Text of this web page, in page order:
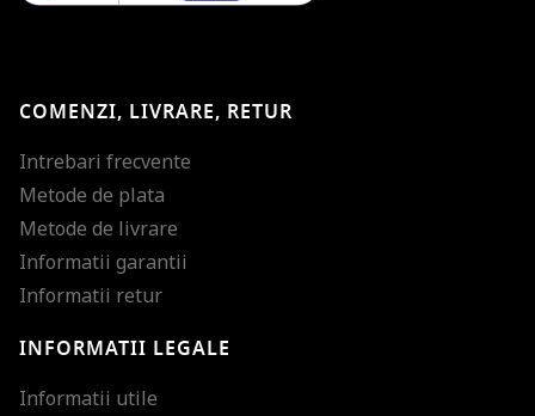
COMENZI, LIVRARE, RETUR
Intrebari frecvente
Metode de plata
Metode de livrare
Informatii garantii
Informatii retur
INFORMATII LEGALE
Informatii utile